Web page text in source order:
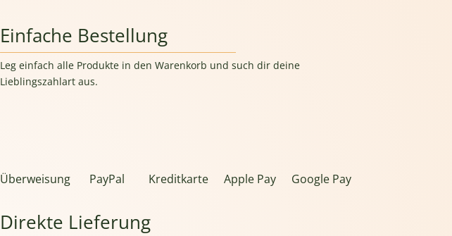
Einfache Bestellung
Leg einfach alle Produkte in den Warenkorb und such dir deine
Lieblingszahlart aus.
Überweisung PayPal Kreditkarte Apple Pay Google Pay
Direkte Lieferung